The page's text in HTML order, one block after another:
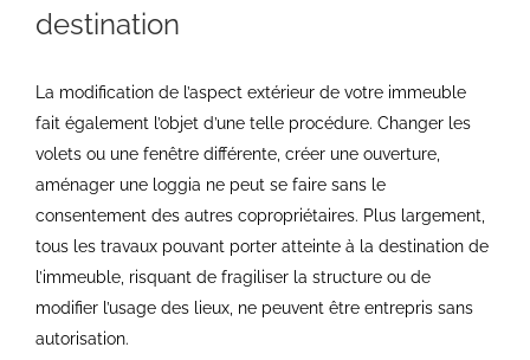
destination
La modification de l’aspect extérieur de votre immeuble
fait également l’objet d’une telle procédure. Changer les
volets ou une fenêtre différente, créer une ouverture,
aménager une loggia ne peut se faire sans le
consentement des autres copropriétaires. Plus largement,
tous les travaux pouvant porter atteinte à la destination de
l’immeuble, risquant de fragiliser la structure ou de
modifier l’usage des lieux, ne peuvent être entrepris sans
autorisation.